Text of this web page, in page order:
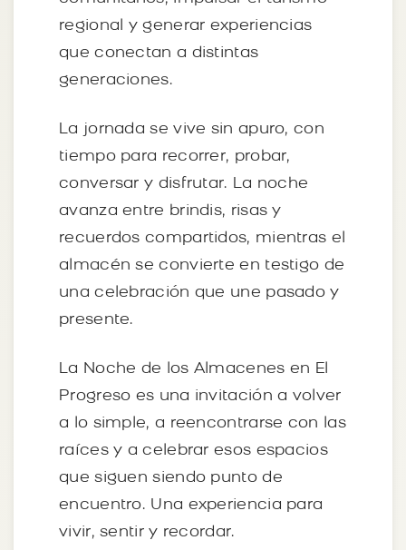
regional y generar experiencias
que conectan a distintas
generaciones.
La jornada se vive sin apuro, con
tiempo para recorrer, probar,
conversar y disfrutar. La noche
avanza entre brindis, risas y
recuerdos compartidos, mientras el
almacén se convierte en testigo de
una celebración que une pasado y
presente.
La Noche de los Almacenes en El
Progreso es una invitación a volver
a lo simple, a reencontrarse con las
raíces y a celebrar esos espacios
que siguen siendo punto de
encuentro. Una experiencia para
vivir, sentir y recordar.